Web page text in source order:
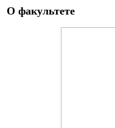
О факультете